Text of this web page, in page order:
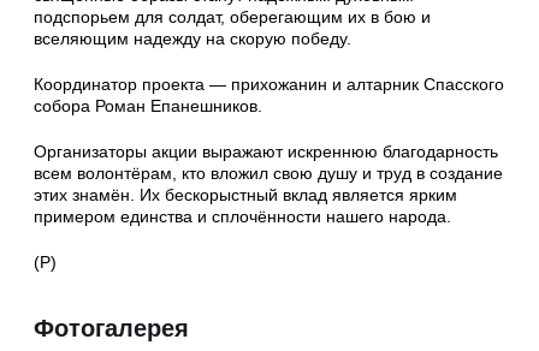
подспорьем для солдат, оберегающим их в бою и
вселяющим надежду на скорую победу.
Координатор проекта — прихожанин и алтарник Спасского
собора Роман Епанешников.
Организаторы акции выражают искреннюю благодарность
всем волонтёрам, кто вложил свою душу и труд в создание
этих знамён. Их бескорыстный вклад является ярким
примером единства и сплочённости нашего народа.
(Р)
Фотогалерея